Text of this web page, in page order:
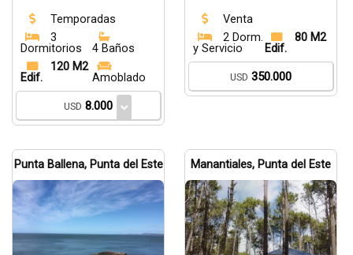
Temporadas
3
Dormitorios
4 Baños
120 M2
Edif.
Amoblado
USD 8.000
Venta
2 Dorm.
y Servicio
80 M2
Edif.
USD 350.000
Punta Ballena, Punta del Este Manantiales, Punta del Este